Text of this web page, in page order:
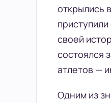
открылись
своей
состоялся
атлетов —
Одним из